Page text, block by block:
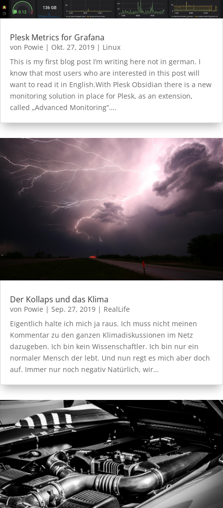
Plesk Metrics for Grafana
von Powie | Okt. 27, 2019 | Linux
This is my first blog post I’m writing here not in german. I
know that most users who are interested in this post will
want to read it in English.With Plesk Obsidian there is a new
monitoring solution in place for Plesk, as an extension,
called „Advanced Monitoring“….
Der Kollaps und das Klima
von Powie | Sep. 27, 2019 | RealLife
Eigentlich halte ich mich ja raus. Ich muss nicht meinen
Kommentar zu den ganzen Klimadiskussionen im Netz
dazugeben. Ich bin kein Wissenschaftler. Ich bin nur ein
normaler Mensch der lebt. Und nun regt es mich aber doch
auf. Immer nur noch negativ Natürlich, wir…